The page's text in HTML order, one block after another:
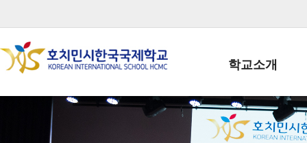
학교소개
학교장인사말
학생회장인사말